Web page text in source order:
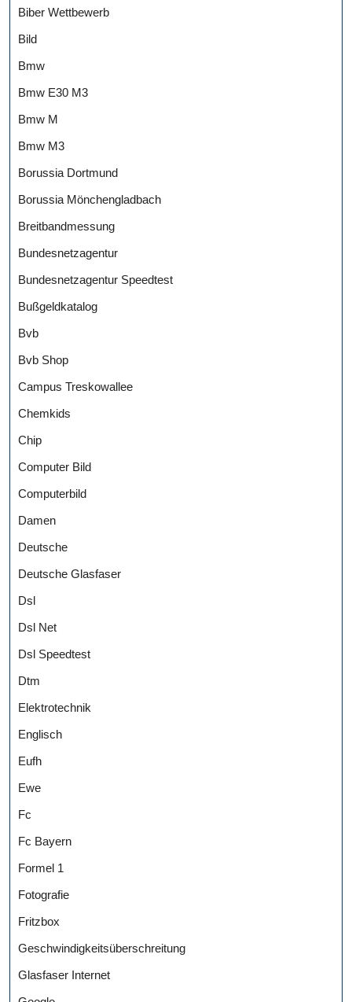
Biber Wettbewerb
Bild
Bmw
Bmw E30 M3
Bmw M
Bmw M3
Borussia Dortmund
Borussia Mönchengladbach
Breitbandmessung
Bundesnetzagentur
Bundesnetzagentur Speedtest
Bußgeldkatalog
Bvb
Bvb Shop
Campus Treskowallee
Chemkids
Chip
Computer Bild
Computerbild
Damen
Deutsche
Deutsche Glasfaser
Dsl
Dsl Net
Dsl Speedtest
Dtm
Elektrotechnik
Englisch
Eufh
Ewe
Fc
Fc Bayern
Formel 1
Fotografie
Fritzbox
Geschwindigkeitsüberschreitung
Glasfaser Internet